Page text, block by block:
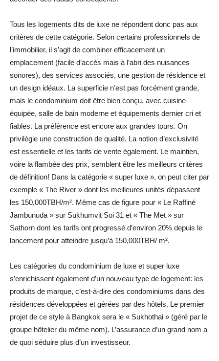
Tous les logements dits de luxe ne répondent donc pas aux
critères de cette catégorie. Selon certains professionnels de
l’immobilier, il s’agit de combiner efficacement un
emplacement (facile d’accès mais à l’abri des nuisances
sonores), des services associés, une gestion de résidence et
un design idéaux. La superficie n’est pas forcément grande,
mais le condominium doit être bien conçu, avec cuisine
équipée, salle de bain moderne et équipements dernier cri et
fiables. La préférence est encore aux grandes tours. On
privilégie une construction de qualité. La notion d’exclusivité
est essentielle et les tarifs de vente également. Le maintien,
voire la flambée des prix, semblent être les meilleurs critères
de définition! Dans la catégorie « super luxe », on peut citer par
exemple « The River » dont les meilleures unités dépassent
les 150,000TBH/m². Même cas de figure pour « Le Raffiné
Jambunuda » sur Sukhumvit Soi 31 et « The Met » sur
Sathorn dont les tarifs ont progressé d’environ 20% depuis le
lancement pour atteindre jusqu’à 150,000TBH/ m².
Les catégories du condominium de luxe et super luxe
s’enrichissent également d’un nouveau type de logement: les
produits de marque, c’est-à-dire des condominiums dans des
résidences développées et gérées par des hôtels. Le premier
projet de ce style à Bangkok sera le « Sukhothai » (géré par le
groupe hôtelier du même nom). L’assurance d’un grand nom a
de quoi séduire plus d’un investisseur.